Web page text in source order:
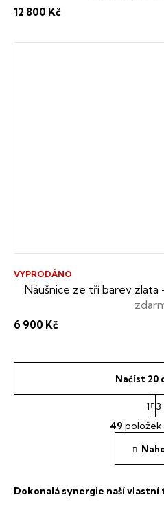
12 800 Kč
Náušnice ze tří barev zlata
VYPRODÁNO
6 900 Kč
O
v
l
á
a
c
Načíst 20
S
t
r
á
n
o
á
1
3
49 položek
Dokonalá synergie naší